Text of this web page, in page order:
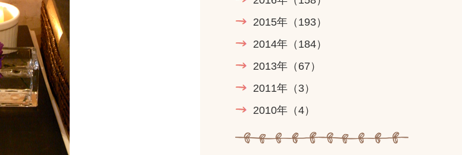
2015年 （193）
2014年 （184）
2013年 （67）
2011年 （3）
2010年 （4）